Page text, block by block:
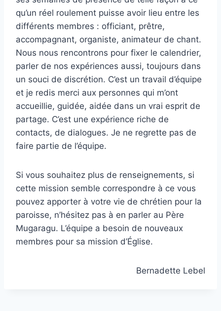
qu’un réel roulement puisse avoir lieu entre les
différents membres : officiant, prêtre,
accompagnant, organiste, animateur de chant.
Nous nous rencontrons pour fixer le calendrier,
parler de nos expériences aussi, toujours dans
un souci de discrétion. C’est un travail d’équipe
et je redis merci aux personnes qui m’ont
accueillie, guidée, aidée dans un vrai esprit de
partage. C’est une expérience riche de
contacts, de dialogues. Je ne regrette pas de
faire partie de l’équipe.
Si vous souhaitez plus de renseignements, si
cette mission semble correspondre à ce vous
pouvez apporter à votre vie de chrétien pour la
paroisse, n’hésitez pas à en parler au Père
Mugaragu. L’équipe a besoin de nouveaux
membres pour sa mission d’Église.
Bernadette Lebel